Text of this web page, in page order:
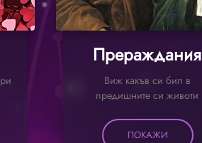
Прераждания
Виж какъв си бил в
предишните си животи
ПОКАЖИ